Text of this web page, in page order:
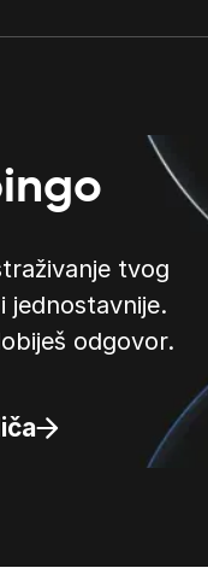
tvog
jednostavnije.
odgovor.